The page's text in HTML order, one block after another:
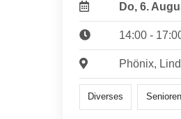
Do, 6.
14:00 -
Phönix,
Diverses Senioren